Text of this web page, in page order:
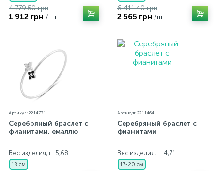
4 779.50 грн
1 912 грн /шт.
6 411.40 грн
2 565 грн /шт.
Артикул: 2214731
Серебряный браслет с
фианитами, емаллю
Вес изделия, г.: 5,68
18 см
Артикул: 2211464
Серебряный браслет с
фианитами
Вес изделия, г.: 4,71
17-20 см